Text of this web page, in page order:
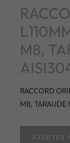
M8,
RACCORD
M8, TARAUDE
AJOUTER